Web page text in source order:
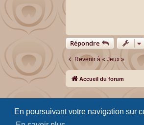
En poursuivant votre navigation sur
Répondre
Revenir à « Jeux »
Accueil du forum